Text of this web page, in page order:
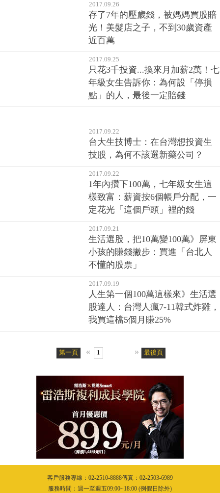
2017.09.26
存了7年的壓歲錢，被媽媽買股賠
光！美髮店之子，不到30歲資產
近百萬
2017.09.25
只花3千投資...換來月加薪2萬！七
年級女生告訴你：為何設「停損
點」的人，最後一定賠錢
2017.09.22
台大生技博士：在台灣想投資生
技股，為何不該選新藥公司？
2017.09.22
1年內攢下100萬，七年級女生這
樣致富：薪資按6個帳戶分配，一
定花光「這個戶頭」裡的錢
2017.09.21
生活選股，把10萬變100萬》屏東
小孩的賺錢撇步：買進「台北人
不懂的股票」
2017.09.19
人生第一個100萬這樣來》生活選
股達人：台灣人瘋7-11韓式炸雞，
我買這檔5個月賺25%
第一頁 « 1 » 最後頁
客戶服務專線：02-2510-8888傳真：02-2503-6989
服務時間：週一至週五09:00~18:00 (例假日除外)